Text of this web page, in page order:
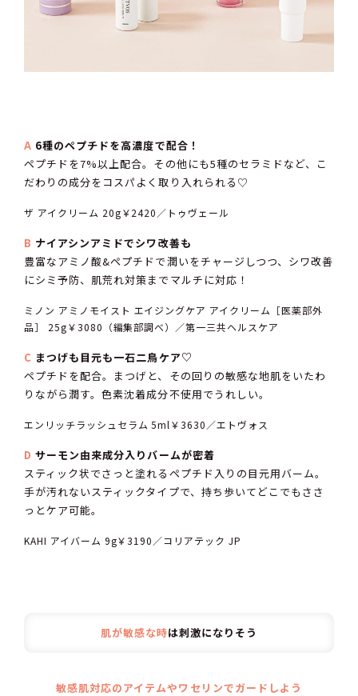
A 6種のペプチドを高濃度で配合！
ペプチドを7%以上配合。その他にも5種のセラミドなど、こ
だわりの成分をコスパよく取り入れられる♡
ザ アイクリーム 20g￥2420／トゥヴェール
B ナイアシンアミドでシワ改善も
豊富なアミノ酸&ペプチドで潤いをチャージしつつ、シワ改善
にシミ予防、肌荒れ対策までマルチに対応！
ミノン アミノモイスト エイジングケア アイクリーム［医薬部外
品］ 25g￥3080（編集部調べ）／第一三共ヘルスケア
C まつげも目元も一石二鳥ケア♡
ペプチドを配合。まつげと、その回りの敏感な地肌をいたわ
りながら潤す。色素沈着成分不使用でうれしい。
エンリッチラッシュセラム 5ml￥3630／エトヴォス
D サーモン由来成分入りバームが密着
スティック状でさっと塗れるペプチド入りの目元用バーム。
手が汚れないスティックタイプで、持ち歩いてどこでもささ
っとケア可能。
KAHI アイバーム 9g￥3190／コリアテック JP
肌が敏感な時は刺激になりそう
敏感肌対応のアイテムやワセリンでガードしよう